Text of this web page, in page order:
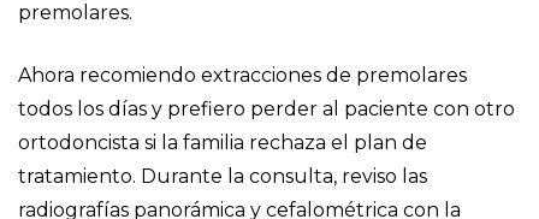
premolares.
Ahora recomiendo extracciones de premolares
todos los días y prefiero perder al paciente con otro
ortodoncista si la familia rechaza el plan de
tratamiento. Durante la consulta, reviso las
radiografías panorámica y cefalométrica con la